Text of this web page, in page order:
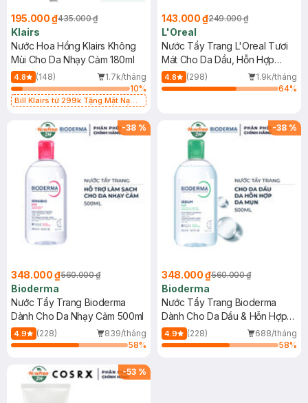
195.000 ₫435.000 ₫
Klairs
Nước Hoa Hồng Klairs Không
Mùi Cho Da Nhạy Cảm 180ml
4.8 (148)
1.7k/tháng
10%
Bill Klairs từ 299k Tặng Mặt Nạ
25ml (SL Có Hạn)
143.000 ₫249.000 ₫
L'Oreal
Nước Tẩy Trang L'Oreal Tươi
Mát Cho Da Dầu, Hỗn Hợp
400ml
4.8 (298)
1.9k/tháng
64%
-38 %
348.000 ₫560.000 ₫
Bioderma
Nước Tẩy Trang Bioderma
Dành Cho Da Nhạy Cảm 500ml
4.9 (228)
839/tháng
58%
-38 %
348.000 ₫560.000 ₫
Bioderma
Nước Tẩy Trang Bioderma
Dành Cho Da Dầu & Hỗn Hợp
500ml
4.9 (228)
688/tháng
58%
-53 %